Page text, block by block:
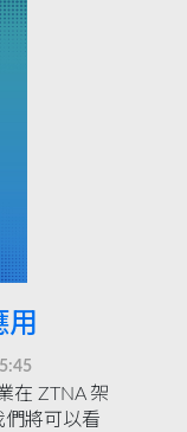
用
在 ZTNA 架
們將可以看